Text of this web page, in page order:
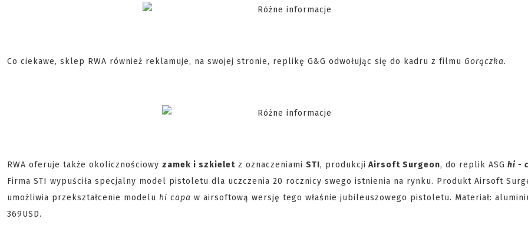
Co ciekawe, sklep RWA również reklamuje, na swojej stronie, replikę G&G odwołując się do kadru z filmu Gorączka.
RWA oferuje także okolicznościowy zamek i szkielet z oznaczeniami STI, produkcji Airsoft Surgeon, do replik ASG hi -
Firma STI wypuściła specjalny model pistoletu dla uczczenia 20 rocznicy swego istnienia na rynku. Produkt Airsoft
umożliwia przekształcenie modelu hi capa w airsoftową wersję tego właśnie jubileuszowego pistoletu. Materiał:
369USD.